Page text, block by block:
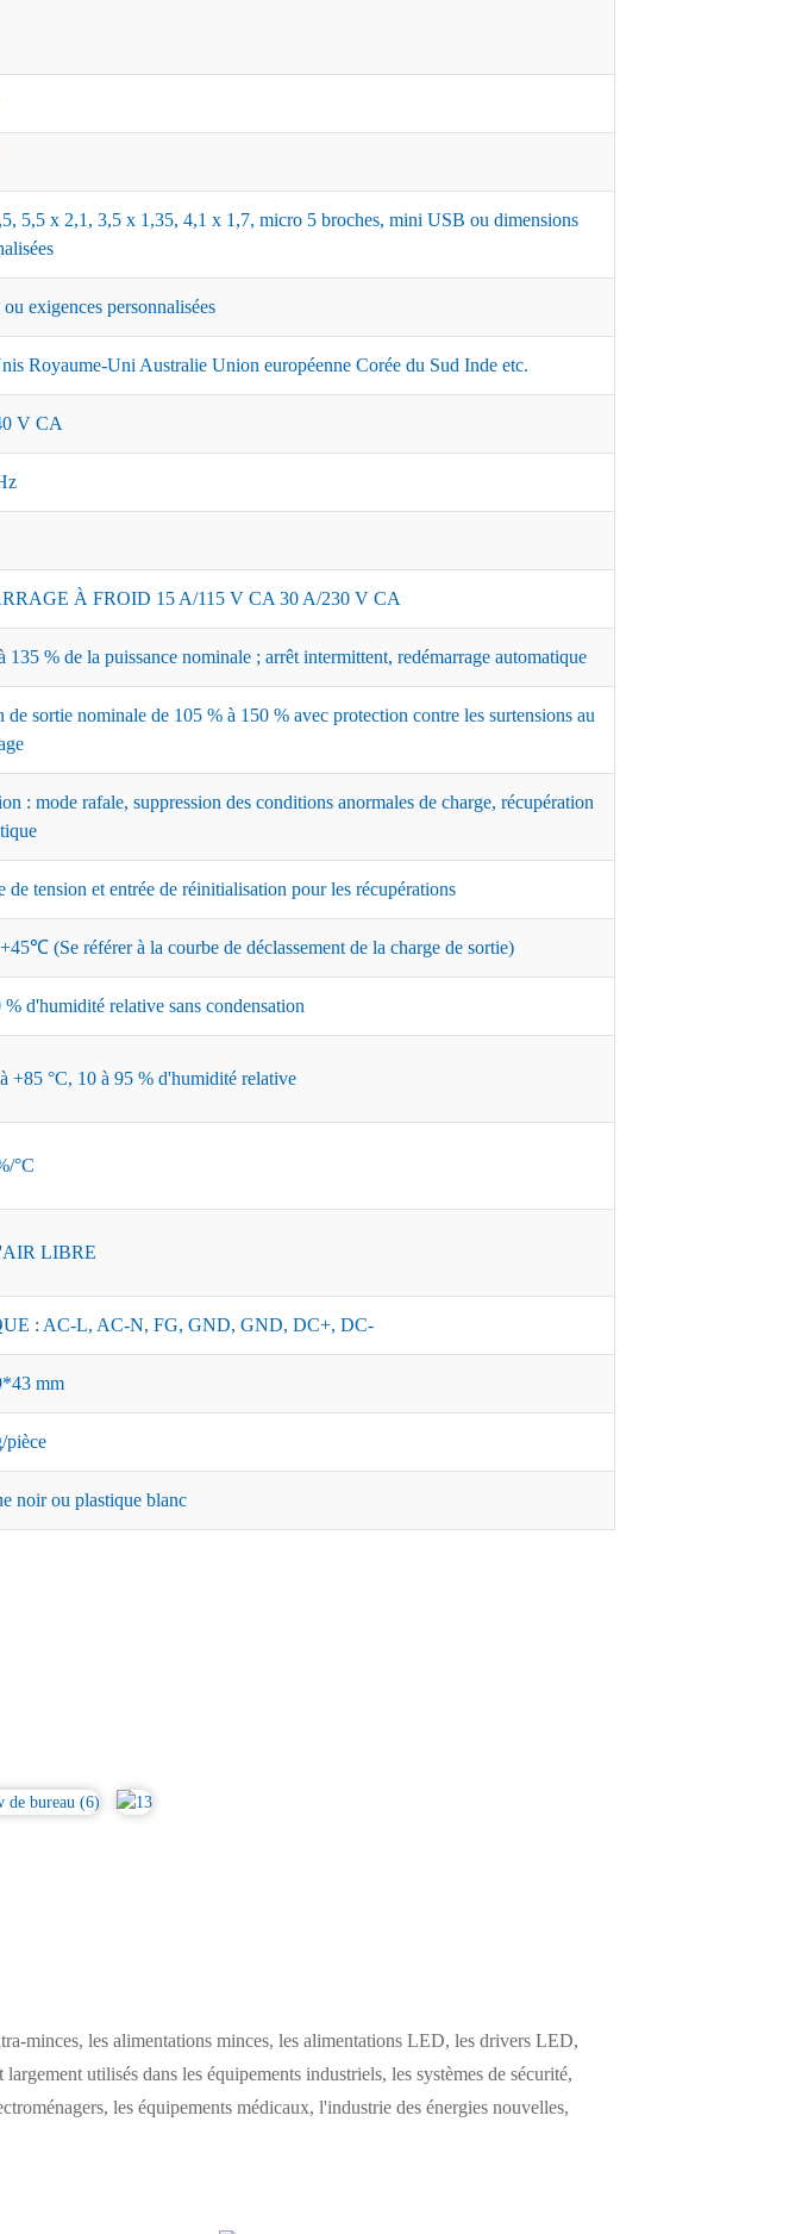
5,5 x 2,1, 3,5 x 1,35, 4,1 x 1,7, micro 5 broches, mini USB ou dimensions
exigences personnalisées
Royaume-Uni Australie Union européenne Corée du Sud Inde etc.
V CA
À FROID 15 A/115 V CA 30 A/230 V CA
135 % de la puissance nominale ; arrêt intermittent, redémarrage automatique
de sortie nominale de 105 % à 150 % avec protection contre les surtensions au
: mode rafale, suppression des conditions anormales de charge, récupération
de tension et entrée de réinitialisation pour les récupérations
(Se référer à la courbe de déclassement de la charge de sortie)
% d'humidité relative sans condensation
+85 °C, 10 à 95 % d'humidité relative
°C
LIBRE
: AC-L, AC-N, FG, GND, GND, DC+, DC-
mm
pièce
noir ou plastique blanc
minces, les alimentations minces, les alimentations LED, les drivers LED,
utilisés dans les équipements industriels, les systèmes de sécurité,
les équipements médicaux, l'industrie des énergies nouvelles,